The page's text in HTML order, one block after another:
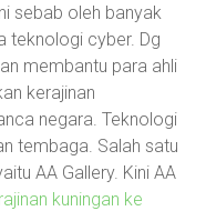
sebab oleh banyak
teknologi cyber. Dg
membantu para ahli
kerajinan
negara. Teknologi
tembaga. Salah satu
AA Gallery. Kini AA
kuningan ke